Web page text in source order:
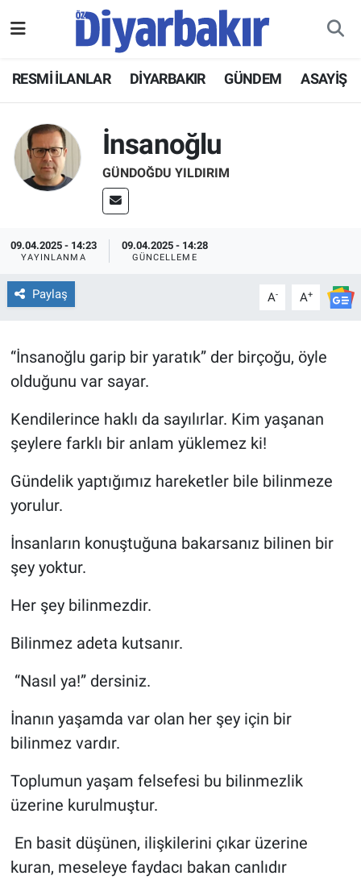
RESMİ İLANLAR DİYARBAKIR GÜNDEM ASAYİŞ
İnsanoğlu
GÜNDOĞDU YILDIRIM
09.04.2025 - 14:23
YAYINLANMA
09.04.2025 - 14:28
GÜNCELLEME
Paylaş A- A+
“İnsanoğlu garip bir yaratık” der birçoğu, öyle
olduğunu var sayar.
Kendilerince haklı da sayılırlar. Kim yaşanan
şeylere farklı bir anlam yüklemez ki!
Gündelik yaptığımız hareketler bile bilinmeze
yorulur.
İnsanların konuştuğuna bakarsanız bilinen bir
şey yoktur.
Her şey bilinmezdir.
Bilinmez adeta kutsanır.
“Nasıl ya!” dersiniz.
İnanın yaşamda var olan her şey için bir
bilinmez vardır.
Toplumun yaşam felsefesi bu bilinmezlik
üzerine kurulmuştur.
En basit düşünen, ilişkilerini çıkar üzerine
kuran, meseleye faydacı bakan canlıdır
ASAYİŞ
DİYARBAKIR
EKONOMİ
DÜNYA
KÜLTÜR SANAT
EĞİTİM
POLİTİKA
SAĞLIK
SPOR
TEKNOLOJİ
Hava Durumu
Namaz Vakitleri
Trafik Durumu
Tüm Manşetler
Son Dakika Haberleri
Haber Arşivi